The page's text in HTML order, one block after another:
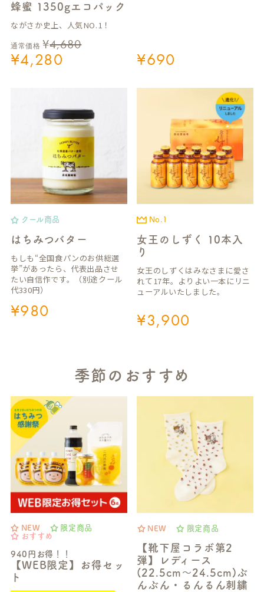
蜂蜜 1350gエコパック
ながさか史上、人気NO.1！
通常価格 ¥4,680
¥4,280 ¥690
クール商品
はちみつバター
もしも“全国食パンのお供総選
挙”があったら、代表出品させ
たい自信作です。（別途クール
代330円）
¥980
No.1
女王のしずく 10本入
り
女王のしずくはみなさまに愛さ
れて17年。よりよい一本にリニ
ューアルいたしました。
¥3,900
季節のおすすめ
NEW
限定商品
おすすめ
940円お得！！
【WEB限定】お得セッ
ト
NEW 限定商品
【靴下屋コラボ第2
弾】レディース
(22.5cm～24.5cm)ぶ
んぶん・るんるん刺繍